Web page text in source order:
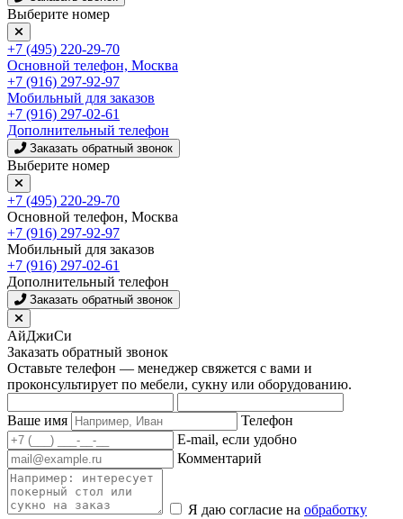
Выберите номер
+7 (495) 220-29-70
Основной телефон, Москва
+7 (916) 297-92-97
Мобильный для заказов
+7 (916) 297-02-61
Дополнительный телефон
Заказать обратный звонок
Выберите номер
+7 (495) 220-29-70
Основной телефон, Москва
+7 (916) 297-92-97
Мобильный для заказов
+7 (916) 297-02-61
Дополнительный телефон
Заказать обратный звонок
АйДжиСи
Заказать обратный звонок
Оставьте телефон — менеджер свяжется с вами и
проконсультирует по мебели, сукну или оборудованию.
Ваше имя
Телефон
E-mail, если удобно
Комментарий
Я даю согласие на обработку